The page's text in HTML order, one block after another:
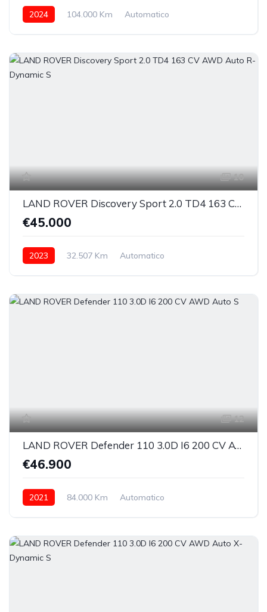
2024 104.000 Km
Automatico
10
LAND ROVER Discovery Sport 2.0 TD4 163 CV AWD Auto R-Dynamic S
€45.000
2023 32.507 Km
Automatico
12
LAND ROVER Defender 110 3.0D I6 200 CV AWD Auto S
€46.900
2021 84.000 Km
Automatico